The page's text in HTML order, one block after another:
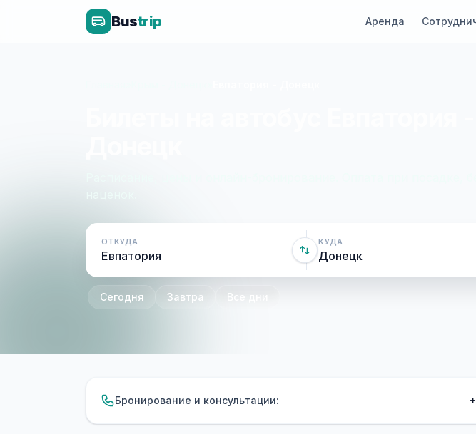
Bustrip Аренда
ОТКУДА КУДА
Сегодня Завтра Все дни
Бронирование и консультации: